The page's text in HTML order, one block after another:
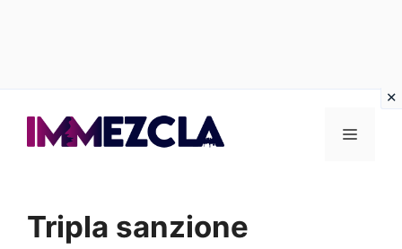
Menu
Tripla sanzione